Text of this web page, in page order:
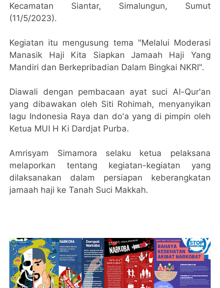
Kecamatan Siantar, Simalungun, Sumut
(11/5/2023).
Kegiatan itu mengusung tema "Melalui Moderasi
Manasik Haji Kita Siapkan Jamaah Haji Yang
Mandiri dan Berkepribadian Dalam Bingkai NKRI".
Diawali dengan pembacaan ayat suci Al-Qur'an
yang dibawakan oleh Siti Rohimah, menyanyikan
lagu Indonesia Raya dan do'a yang di pimpin oleh
Ketua MUI H Ki Dardjat Purba.
Amrisyam Simamora selaku ketua pelaksana
melaporkan tentang kegiatan-kegiatan yang
dilaksanakan dalam persiapan keberangkatan
jamaah haji ke Tanah Suci Makkah.